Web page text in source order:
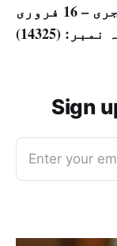
ہفتہ – 01 جمادی الاول 1440 ہجری – 16 فروری
Sign
Enter your